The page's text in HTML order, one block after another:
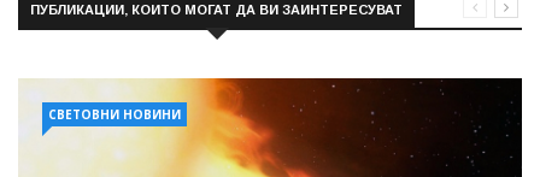
ПУБЛИКАЦИИ, КОИТО МОГАТ ДА ВИ ЗАИНТЕРЕСУВАТ
СВЕТОВНИ НОВИНИ